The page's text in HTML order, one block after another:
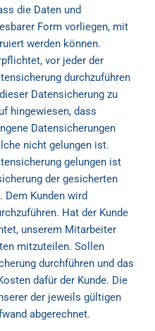
die Daten und
Form vorliegen, mit
werden können.
vor jeder der
durchzuführen
Datensicherung zu
hingewiesen, dass
Datensicherungen
nicht gelungen ist.
gelungen ist
der gesicherten
Dem Kunden wird
Hat der Kunde
unserem Mitarbeiter
mitzuteilen. Sollen
durchführen und das
dafür der Kunde. Die
der jeweils gültigen
abgerechnet.